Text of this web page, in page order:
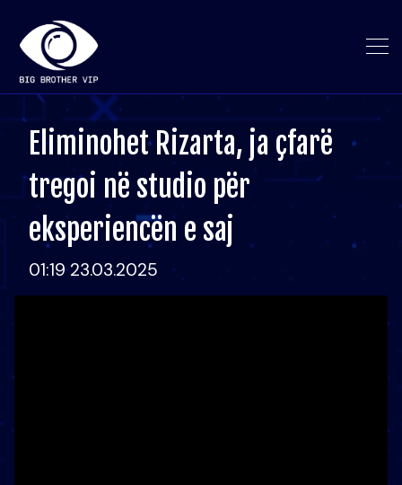
Eliminohet Rizarta, ja çfarë
tregoi në studio për
eksperiencën e saj
01:19 23.03.2025